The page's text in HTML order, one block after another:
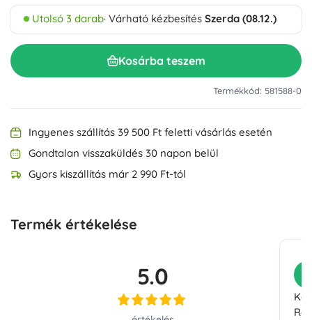
Utolsó 3 darab· Várható kézbesítés Szerda (08.12.)
Kosárba teszem
Termékkód: 581588-0
Ingyenes szállítás 39 500 Ft feletti vásárlás esetén
Gondtalan visszaküldés 30 napon belül
Gyors kiszállítás már 2 990 Ft-tól
Termék értékelése
5.0